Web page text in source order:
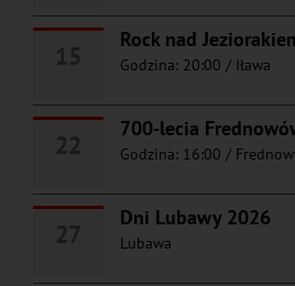
Rock nad
Godzina: 20:00 / Iława
700-lecia
Godzina: 16:00 /
Dni Lubawy 2026
Lubawa